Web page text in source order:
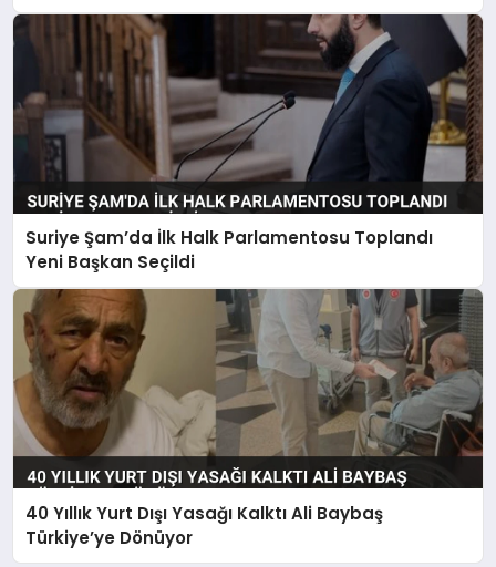
Suriye Şam’da İlk Halk Parlamentosu Toplandı
Yeni Başkan Seçildi
40 Yıllık Yurt Dışı Yasağı Kalktı Ali Baybaş
Türkiye’ye Dönüyor